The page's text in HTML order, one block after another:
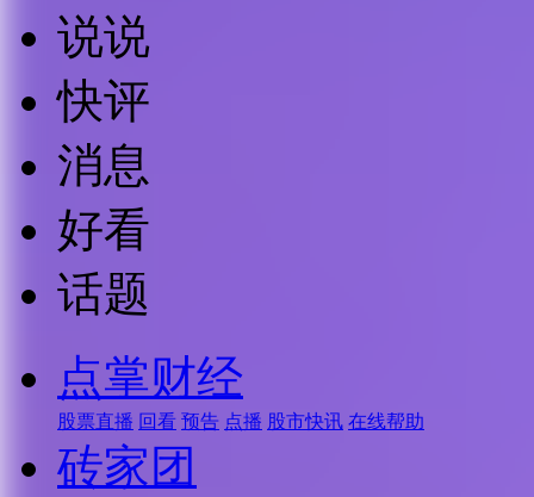
说说
快评
消息
好看
话题
点掌财经
股票直播 回看 预告 点播 股市快讯 在线帮助
砖家团